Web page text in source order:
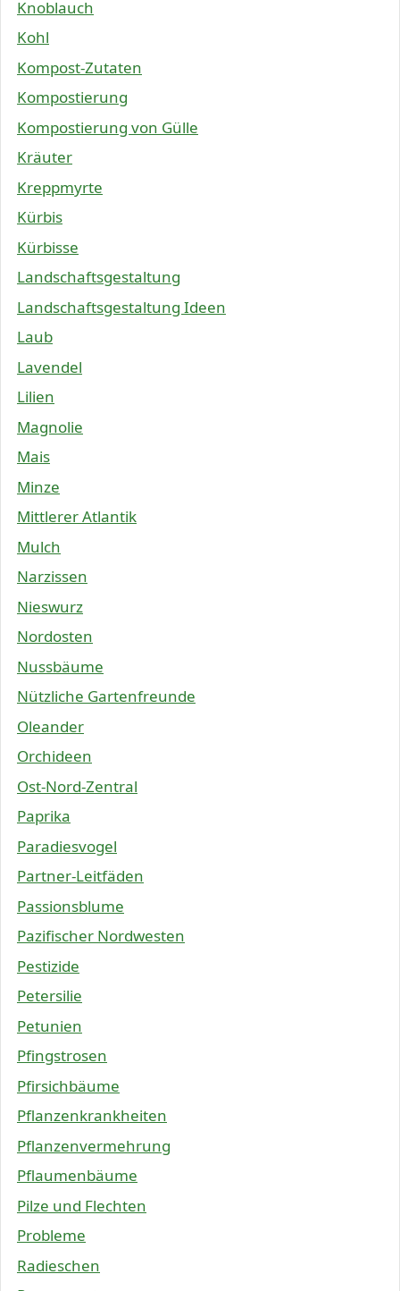
Knoblauch
Kohl
Kompost-Zutaten
Kompostierung
Kompostierung von Gülle
Kräuter
Kreppmyrte
Kürbis
Kürbisse
Landschaftsgestaltung
Landschaftsgestaltung Ideen
Laub
Lavendel
Lilien
Magnolie
Mais
Minze
Mittlerer Atlantik
Mulch
Narzissen
Nieswurz
Nordosten
Nussbäume
Nützliche Gartenfreunde
Oleander
Orchideen
Ost-Nord-Zentral
Paprika
Paradiesvogel
Partner-Leitfäden
Passionsblume
Pazifischer Nordwesten
Pestizide
Petersilie
Petunien
Pfingstrosen
Pfirsichbäume
Pflanzenkrankheiten
Pflanzenvermehrung
Pflaumenbäume
Pilze und Flechten
Probleme
Radieschen